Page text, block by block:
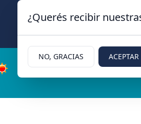
11.3ºc | Cipolletti, Rio Negro
¿Querés recibir
NO, GRACIAS ACEPTAR